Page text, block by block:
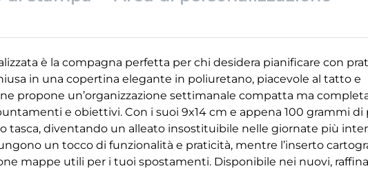
è la compagna perfetta per chi desidera pianificare con
in una copertina elegante in poliuretano, piacevole al tatto e
propone un’organizzazione settimanale compatta ma
e obiettivi. Con i suoi 9x14 cm e appena 100 grammi di
tasca, diventando un alleato insostituibile nelle giornate più
un tocco di funzionalità e praticità, mentre l’inserto
mappe utili per i tuoi spostamenti. Disponibile nei nuovi,